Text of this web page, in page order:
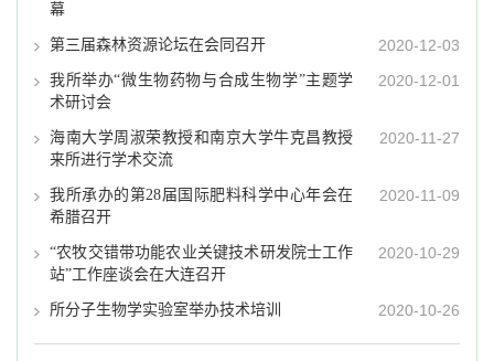
幕
2020-12-03
第三届森林资源论坛在会同召开
2020-12-01
我所举办“微生物药物与合成生物学”主题学
术研讨会
2020-11-27
海南大学周淑荣教授和南京大学牛克昌教授
来所进行学术交流
2020-11-09
我所承办的第28届国际肥料科学中心年会在
希腊召开
2020-10-29
“农牧交错带功能农业关键技术研发院士工作
站”工作座谈会在大连召开
2020-10-26
所分子生物学实验室举办技术培训